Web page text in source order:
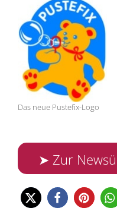
Das neue Pustefix-Logo
➤ Zur